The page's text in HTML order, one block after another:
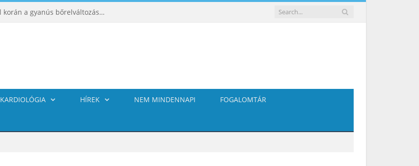
ABCDE‑módszer: így ismerhetjük fel korán a gyanús bőrelváltozásokat
KARDIOLÓGIA HÍREK NEM MINDENNAPI FOGALOMTÁR